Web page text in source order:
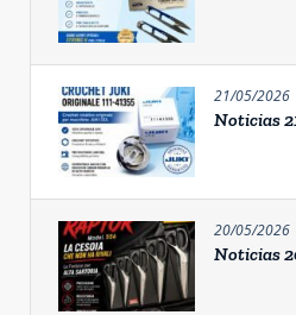
21/05/2026
Noticias
20/05/2026
Noticias